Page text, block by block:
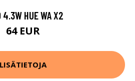
4.3W HUE WA X2
64 EUR
LISÄTIETOJA